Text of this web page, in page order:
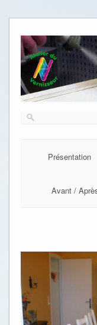
Présentation
Avant /